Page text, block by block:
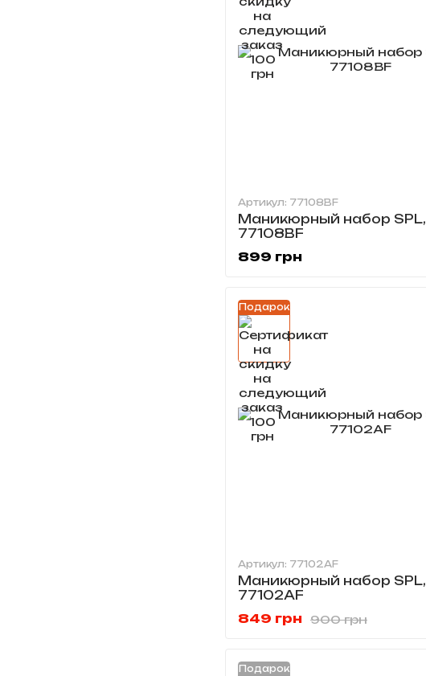
Артикул: 77108BF
Маникюрный набор SPL,
77108BF
899 грн
Подарок
Артикул: 77102AF
Маникюрный набор SPL,
77102AF
900 грн
849 грн
Подарок